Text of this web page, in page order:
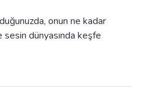
onun ne kadar
dünyasında keşfe